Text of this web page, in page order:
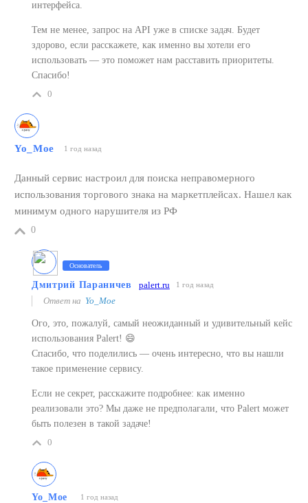
интерфейса.
Тем не менее, запрос на API уже в списке задач. Будет
здорово, если расскажете, как именно вы хотели его
использовать — это поможет нам расставить приоритеты.
Спасибо!
0
Yo_Moe 1 год назад
Данный сервис настроил для поиска неправомерного
использования торгового знака на маркетплейсах. Нашел как
минимум одного нарушителя из РФ
0
Основатель
Дмитрий Параничев palert.ru 1 год назад
Ответ на Yo_Moe
Ого, это, пожалуй, самый неожиданный и удивительный кейс
использования Palert! 😄
Спасибо, что поделились — очень интересно, что вы нашли
такое применение сервису.
Если не секрет, расскажите подробнее: как именно
реализовали это? Мы даже не предполагали, что Palert может
быть полезен в такой задаче!
0
Yo_Moe 1 год назад